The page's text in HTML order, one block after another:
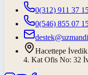
0(312) 911 37
0(546) 855 07
Hacettepe
4. Kat Ofis No: 32